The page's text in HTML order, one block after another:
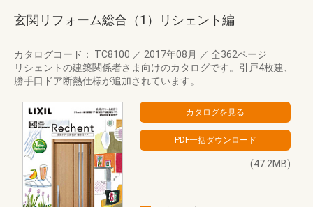
玄関リフォーム総合（1）リシェント編
カタログコード： TC8100 ／ 2017年08月 ／ 全362ページ
リシェントの建築関係者さま向けのカタログです。引戸4枚建、
勝手口ドア断熱仕様が追加されています。
(47.2MB)